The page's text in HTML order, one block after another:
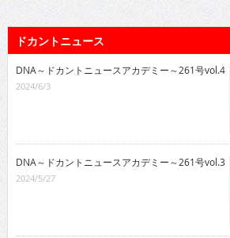
ドカントニュース
DNA～ドカントニュースアカデミー～261号vol.4
2024/6/3
DNA～ドカントニュースアカデミー～261号vol.3
2024/5/27